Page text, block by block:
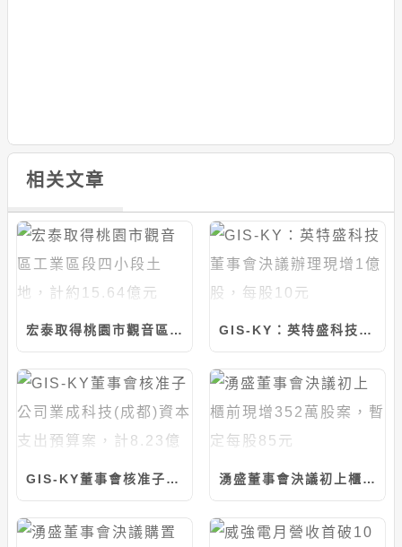
相关文章
宏泰取得桃園市觀音區工業區段四小段土地，計約15.64億元 GIS-KY：英特盛科技董事會決議辦理現增1億股，每股10元
GIS-KY董事會核准子公司業成科技(成都)資本支出預算案，計8.23億元 湧盛董事會決議初上櫃前現增352萬股案，暫定每股85元